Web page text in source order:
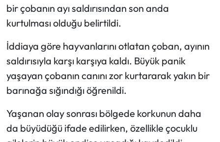
bir çobanın ayı saldırısından son anda
kurtulması olduğu belirtildi.
İddiaya göre hayvanlarını otlatan çoban, ayının
saldırısıyla karşı karşıya kaldı. Büyük panik
yaşayan çobanın canını zor kurtararak yakın bir
barınağa sığındığı öğrenildi.
Yaşanan olay sonrası bölgede korkunun daha
da büyüdüğü ifade edilirken, özellikle çocuklu